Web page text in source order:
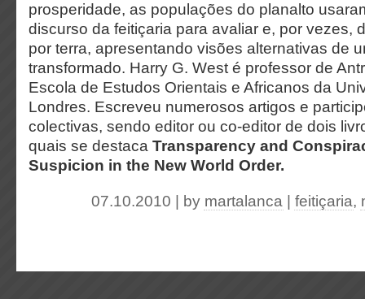
prosperidade, as populações do planalto
discurso da feitiçaria para avaliar e, por vezes,
por terra, apresentando visões alternativas de
transformado. Harry G. West é professor de
Escola de Estudos Orientais e Africanos da
Londres. Escreveu numerosos artigos e
colectivas, sendo editor ou co-editor de dois
quais se destaca Transparency and
Suspicion in the New World Order.
07.10.2010 | by martalanca feitiçaria,